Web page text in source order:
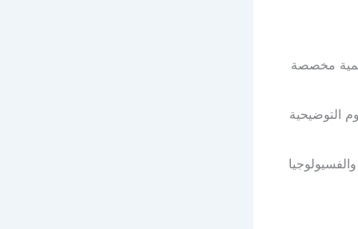
مخصصة
التوضيحية